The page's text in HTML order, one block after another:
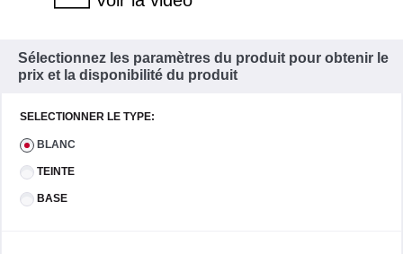
Sélectionnez les paramètres du produit pour obtenir le
prix et la disponibilité du produit
SELECTIONNER LE TYPE:
BLANC
TEINTE
BASE